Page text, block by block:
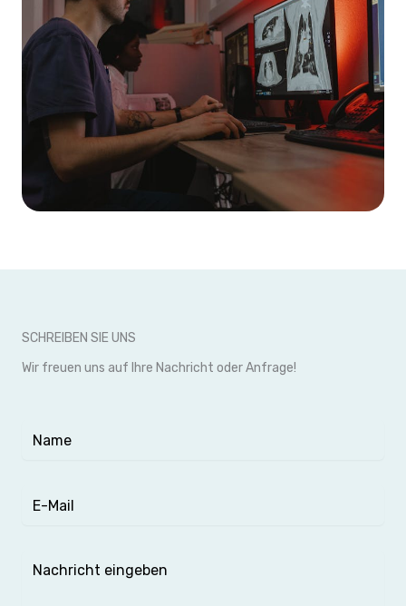
SCHREIBEN SIE UNS
Wir freuen uns auf Ihre Nachricht oder Anfrage!